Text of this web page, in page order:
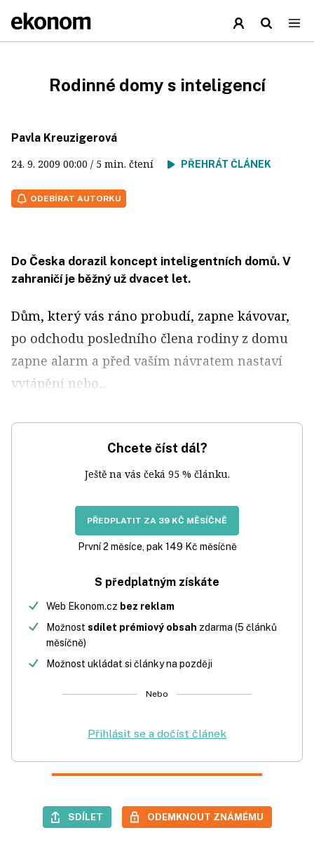
Rodinné domy s inteligencí
Pavla Kreuzigerová
24. 9. 2009 00:00 / 5 min. čtení PŘEHRÁT ČLÁNEK
ODEBÍRAT AUTORKU
Do Česka dorazil koncept inteligentních domů. V
zahraničí je běžný už dvacet let.
Dům, který vás ráno probudí, zapne kávovar,
po odchodu posledního člena rodiny z domu
zapne alarm a před vaším návratem nastaví
vytápění nebo...
Chcete číst dál?
Ještě na vás čeká 95 % článku.
PŘEDPLATIT ZA 39 KČ MĚSÍČNĚ
První 2 měsíce, pak 149 Kč měsíčně
S předplatným získáte
Web Ekonom.cz bez reklam
Možnost sdílet prémiový obsah zdarma (5 článků
měsíčně)
Možnost ukládat si články na později
Nebo
Přihlásit se a dočíst článek
SDÍLET ODEMKNOUT ZNÁMÉMU